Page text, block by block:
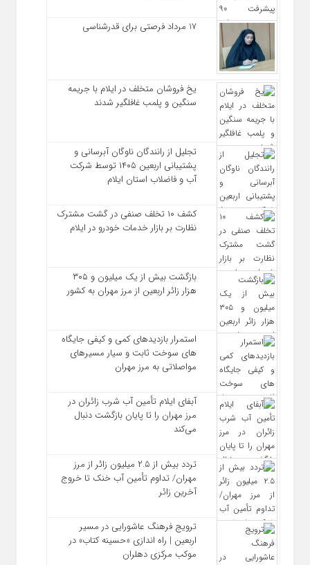
17 مرداد فرصتی برای قدرشناسی
یخ‌ فروشان متخلف در ایلام با جریمه
سنگین و پلمب غافلگیر شدند
تجلیل از رانندگان ناوگان آبرسانی و
پشتیبانی اربعین ۱۴۰۵ توسط شرکت
آب و فاضلاب استان ایلام
کشف ۱۰ تخلف صنفی در گشت مشترک
نظارت بر بازار خدمات خودرو در ایلام
بازگشت بیش از یک میلیون و ۳۰۵
هزار زائر اربعین از مرز مهران به کشور
استمرار بازدیدهای کمی و کیفی جایگاه‌
های سوخت ثابت و سیار مسیرهای
مواصلاتی به مرز مهران
آبفای ایلام تأمین آب شرب زائران در
مرز مهران را تا پایان بازگشت دنبال
می‌کند
تردد بیش از ۲.۵ میلیون زائر از مرز
مهران/ تداوم تأمین آب خنک تا خروج
آخرین زائر
ترویج فرهنگ عاشورایی در مسیر
اربعین | راه‌ اندازی «حسینه کتاب» در
موکب مرکزی دهلران